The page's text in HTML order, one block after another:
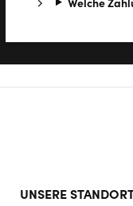
UNSERE